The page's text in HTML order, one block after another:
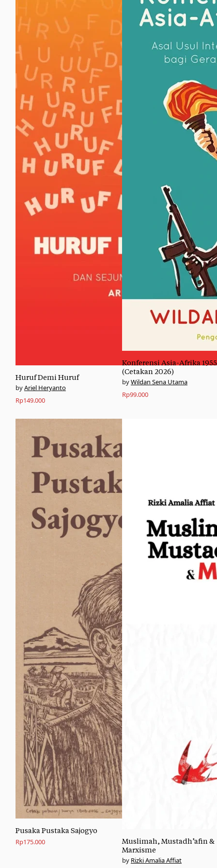
Huruf Demi Huruf
Ariel Heryanto
Rp149.000
Konferensi Asia-Afrika 1955
(Cetakan 2026)
Wildan Sena Utama
Rp99.000
Pusaka Pustaka Sajogyo
Rp175.000
Muslimah, Mustadh’afin &
Marxisme
Rizki Amalia Affiat